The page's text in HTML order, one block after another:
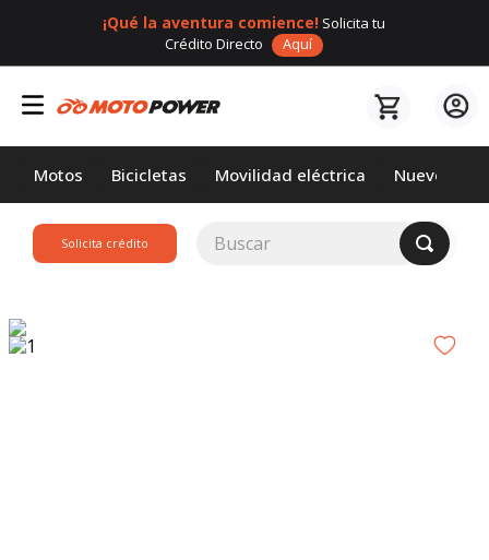
¡Qué la aventura comience! Solicita tu
Crédito Directo
Aquí
Motos Bicicletas Movilidad eléctrica Nuevos
Solicita crédito
Buscar